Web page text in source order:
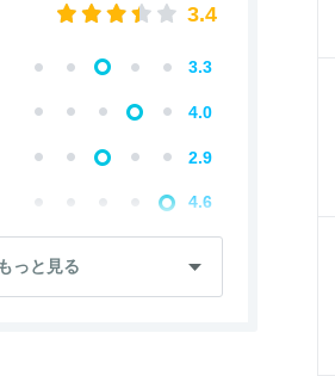
っと見る
3.4
3.3
4.0
2.9
4.6
3.4